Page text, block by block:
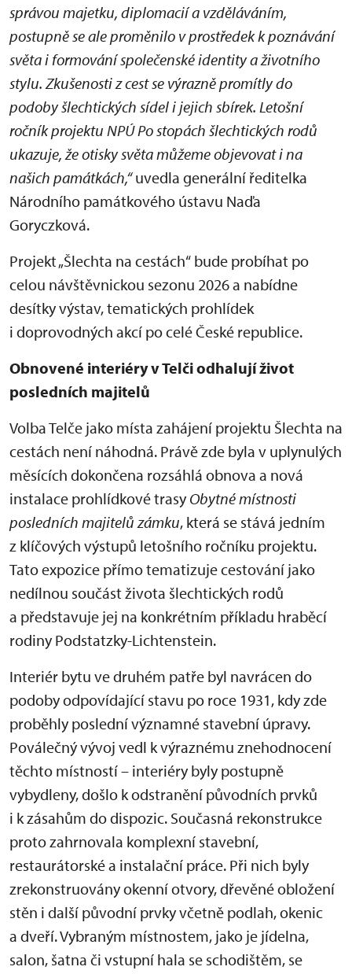
správou majetku, diplomacií a vzděláváním,
postupně se ale proměnilo v prostředek k poznávání
světa i formování společenské identity a životního
stylu. Zkušenosti z cest se výrazně promítly do
podoby šlechtických sídel i jejich sbírek. Letošní
ročník projektu NPÚ Po stopách šlechtických rodů
ukazuje, že otisky světa můžeme objevovat i na
našich památkách,“uvedla generální ředitelka
Národního památkového ústavu Naďa
Goryczková.
Projekt „Šlechta na cestách“ bude probíhat po
celou návštěvnickou sezonu 2026 a nabídne
desítky výstav, tematických prohlídek
i doprovodných akcí po celé České republice.
Obnovené interiéry v Telči odhalují život
posledních majitelů
Volba Telče jako místa zahájení projektu Šlechta na
cestách není náhodná. Právě zde byla v uplynulých
měsících dokončena rozsáhlá obnova a nová
instalace prohlídkové trasy Obytné místnosti
posledních majitelů zámku, která se stává jedním
z klíčových výstupů letošního ročníku projektu.
Tato expozice přímo tematizuje cestování jako
nedílnou součást života šlechtických rodů
a představuje jej na konkrétním příkladu hraběcí
rodiny Podstatzky-Lichtenstein.
Interiér bytu ve druhém patře byl navrácen do
podoby odpovídající stavu po roce 1931, kdy zde
proběhly poslední významné stavební úpravy.
Poválečný vývoj vedl k výraznému znehodnocení
těchto místností – interiéry byly postupně
vybydleny, došlo k odstranění původních prvků
i k zásahům do dispozic. Současná rekonstrukce
proto zahrnovala komplexní stavební,
restaurátorské a instalační práce. Při nich byly
zrekonstruovány okenní otvory, dřevěné obložení
stěn i další původní prvky včetně podlah, okenic
a dveří. Vybraným místnostem, jako je jídelna,
salon, šatna či vstupní hala se schodištěm, se